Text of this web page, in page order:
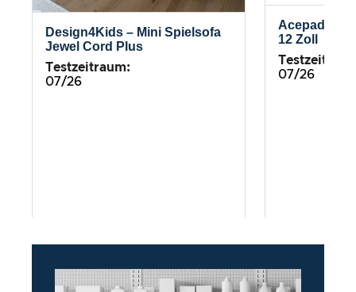
Design4Kids – Mini Spielsofa
Jewel Cord Plus
Testzeitraum:
07/26
Acepad –
12 Zoll
07/26